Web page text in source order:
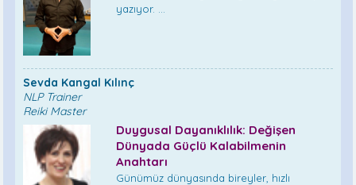
yazıyor. ...
Sevda Kangal Kılınç
NLP Trainer
Reiki Master
Duygusal Dayanıklılık: Değişen
Dünyada Güçlü Kalabilmenin
Anahtarı
Günümüz dünyasında bireyler, hızlı